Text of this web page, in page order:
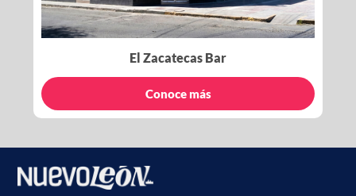
El Zacatecas Bar
Conoce más